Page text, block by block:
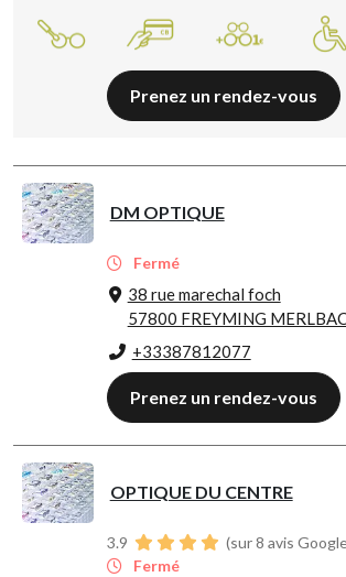
Prenez un rendez-vous
DM OPTIQUE
Fermé
38 rue marechal foch
57800 FREYMING
+33387812077
Prenez un rendez-vous
OPTIQUE DU CENTRE
3.9
(sur 8 avis
Fermé